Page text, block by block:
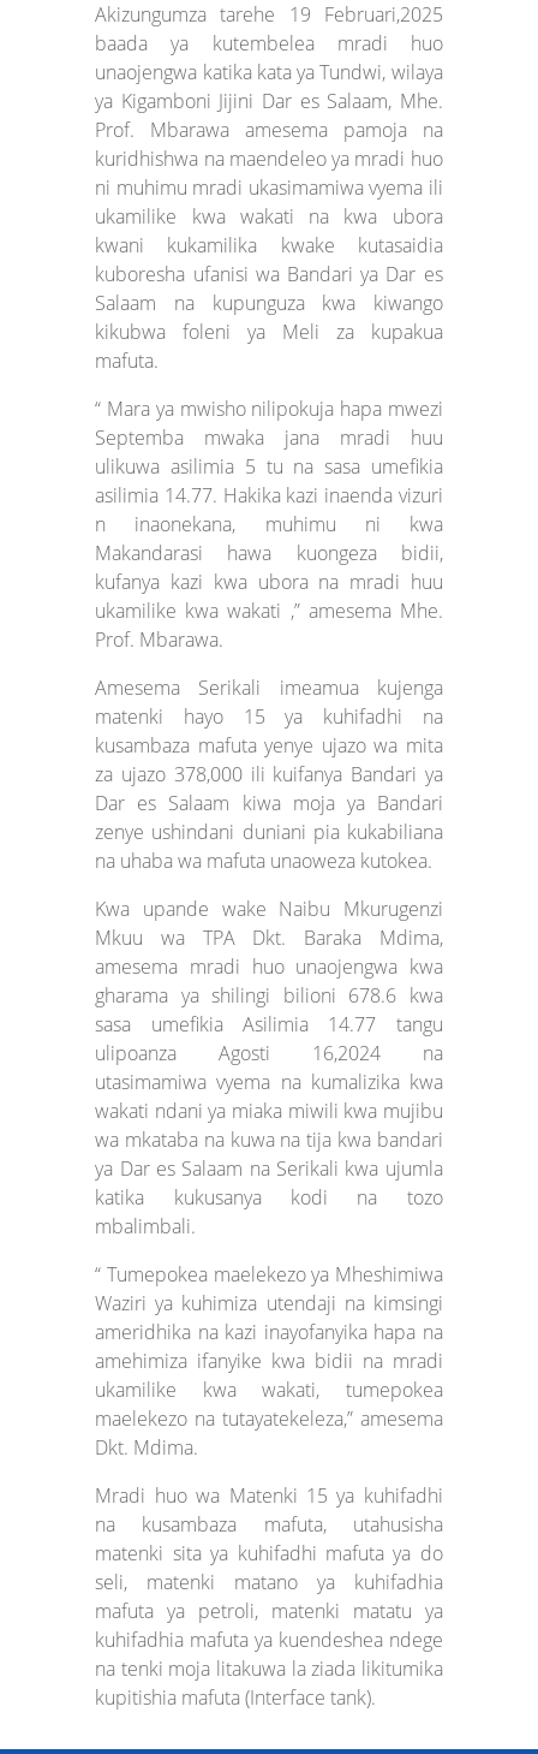
Akizungumza tarehe 19 Februari,2025
baada ya kutembelea mradi huo
unaojengwa katika kata ya Tundwi, wilaya
ya Kigamboni Jijini Dar es Salaam, Mhe.
Prof. Mbarawa amesema pamoja na
kuridhishwa na maendeleo ya mradi huo
ni muhimu mradi ukasimamiwa vyema ili
ukamilike kwa wakati na kwa ubora
kwani kukamilika kwake kutasaidia
kuboresha ufanisi wa Bandari ya Dar es
Salaam na kupunguza kwa kiwango
kikubwa foleni ya Meli za kupakua
mafuta.
“ Mara ya mwisho nilipokuja hapa mwezi
Septemba mwaka jana mradi huu
ulikuwa asilimia 5 tu na sasa umefikia
asilimia 14.77. Hakika kazi inaenda vizuri
n inaonekana, muhimu ni kwa
Makandarasi hawa kuongeza bidii,
kufanya kazi kwa ubora na mradi huu
ukamilike kwa wakati ,” amesema Mhe.
Prof. Mbarawa.
Amesema Serikali imeamua kujenga
matenki hayo 15 ya kuhifadhi na
kusambaza mafuta yenye ujazo wa mita
za ujazo 378,000 ili kuifanya Bandari ya
Dar es Salaam kiwa moja ya Bandari
zenye ushindani duniani pia kukabiliana
na uhaba wa mafuta unaoweza kutokea.
Kwa upande wake Naibu Mkurugenzi
Mkuu wa TPA Dkt. Baraka Mdima,
amesema mradi huo unaojengwa kwa
gharama ya shilingi bilioni 678.6 kwa
sasa umefikia Asilimia 14.77 tangu
ulipoanza Agosti 16,2024 na
utasimamiwa vyema na kumalizika kwa
wakati ndani ya miaka miwili kwa mujibu
wa mkataba na kuwa na tija kwa bandari
ya Dar es Salaam na Serikali kwa ujumla
katika kukusanya kodi na tozo
mbalimbali.
“ Tumepokea maelekezo ya Mheshimiwa
Waziri ya kuhimiza utendaji na kimsingi
ameridhika na kazi inayofanyika hapa na
amehimiza ifanyike kwa bidii na mradi
ukamilike kwa wakati, tumepokea
maelekezo na tutayatekeleza,” amesema
Dkt. Mdima.
Mradi huo wa Matenki 15 ya kuhifadhi
na kusambaza mafuta, utahusisha
matenki sita ya kuhifadhi mafuta ya do
seli, matenki matano ya kuhifadhia
mafuta ya petroli, matenki matatu ya
kuhifadhia mafuta ya kuendeshea ndege
na tenki moja litakuwa la ziada likitumika
kupitishia mafuta (Interface tank).